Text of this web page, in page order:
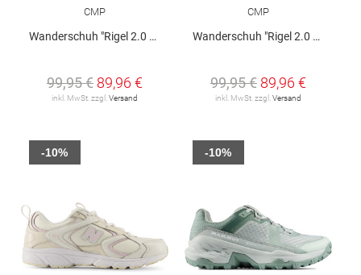
CMP
Wanderschuh "Rigel 2.0 Mid W"
99,95 € 89,96 €
inkl. MwSt. zzgl.Versand
CMP
Wanderschuh "Rigel 2.0 Mid W"
99,95 € 89,96 €
inkl. MwSt. zzgl.Versand
-10% -10%